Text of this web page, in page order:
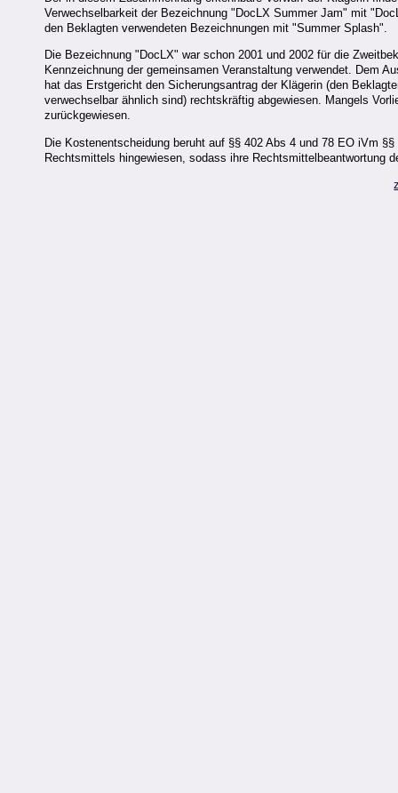
Verwechselbarkeit der Bezeichnung "DocLX Summer Jam" mit
den Beklagten verwendeten Bezeichnungen mit "Summer Splash".
Die Bezeichnung "DocLX" war schon 2001 und 2002 für die
Kennzeichnung der gemeinsamen Veranstaltung verwendet. Dem
hat das Erstgericht den Sicherungsantrag der Klägerin (den
verwechselbar ähnlich sind) rechtskräftig abgewiesen. Mangels
zurückgewiesen.
Die Kostenentscheidung beruht auf §§ 402 Abs 4 und 78 EO iVm
Rechtsmittels hingewiesen, sodass ihre Rechtsmittelbeantwortung